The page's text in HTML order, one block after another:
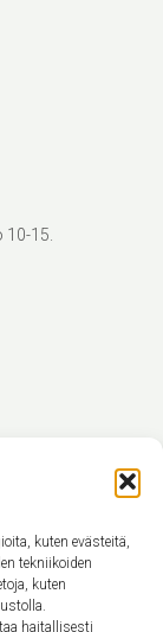
kuten evästeitä,
tekniikoiden
kuten
haitallisesti
15.